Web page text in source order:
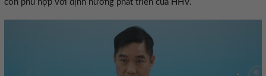
còn phù hợp với định hướng phát triển của HHV.